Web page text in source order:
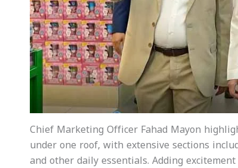
Chief Marketing Officer Fahad Mayon
under one roof, with extensive sections
and other daily essentials. Adding